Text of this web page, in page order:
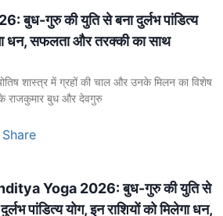
गुरु की युति से बना दुर्लभ पांडित्य
धन, सफलता और तरक्की का साथ
शास्त्र में ग्रहों की चाल और उनके मिलन का विशेष
राजकुमार बुध और देवगुरु
XShare
Yoga 2026: बुध-गुरु की युति से
पांडित्य योग, इन राशियों को मिलेगा धन,